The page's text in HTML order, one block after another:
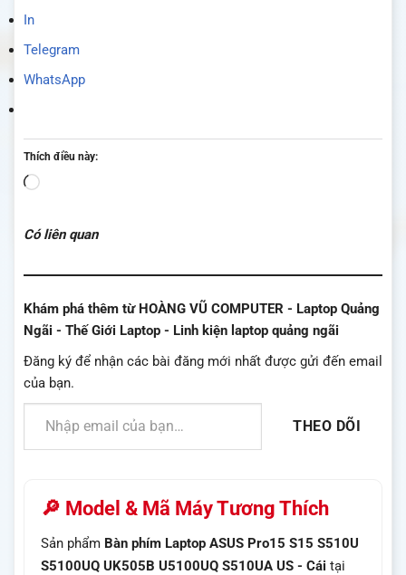
In
Telegram
WhatsApp
Thích điều này:
Đang
Có liên quan
Khám phá thêm từ HOÀNG VŨ COMPUTER - Laptop Quảng
Ngãi - Thế Giới Laptop - Linh kiện laptop quảng ngãi
Đăng ký để nhận các bài đăng mới nhất được gửi đến email
của bạn.
Nhập email của bạn…
THEO DÕI
🔎 Model & Mã Máy Tương Thích
Sản phẩm Bàn phím Laptop ASUS Pro15 S15 S510U
S5100UQ UK505B U5100UQ S510UA US - Cái tại